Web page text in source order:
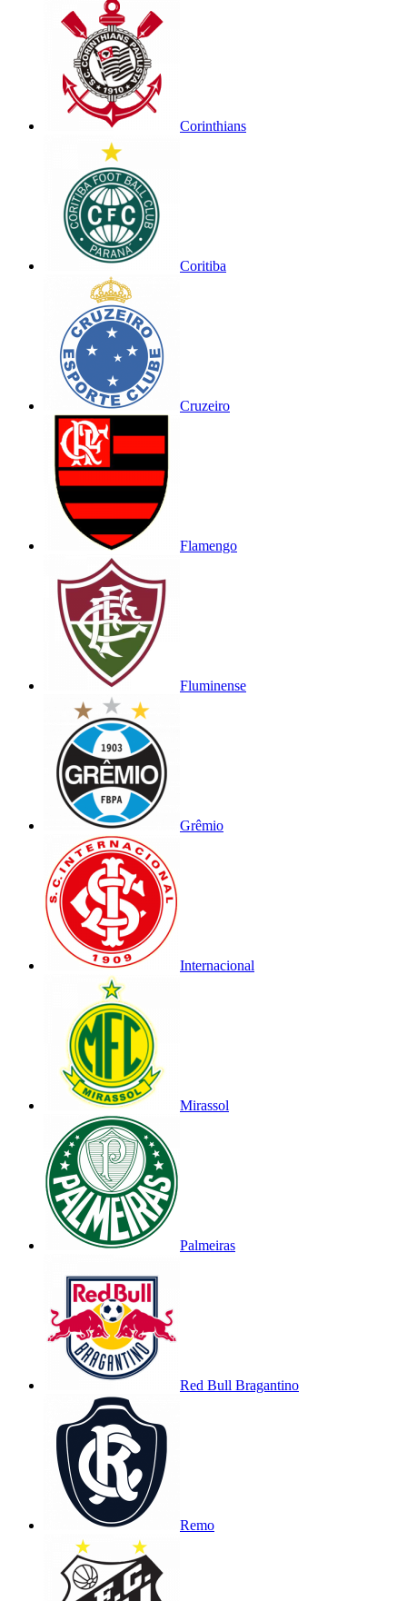
Corinthians
Coritiba
Cruzeiro
Flamengo
Fluminense
Grêmio
Internacional
Mirassol
Palmeiras
Red Bull Bragantino
Remo